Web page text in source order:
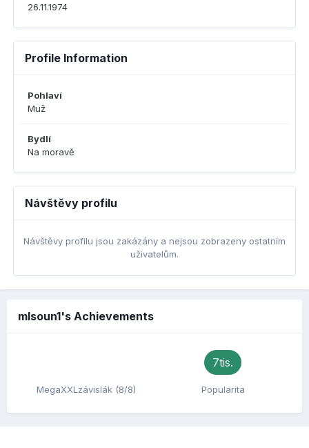
26.11.1974
Profile Information
Pohlaví
Muž
Bydlí
Na moravě
Návštěvy profilu
Návštěvy profilu jsou zakázány a nejsou zobrazeny ostatním
uživatelům.
mlsoun1's Achievements
MegaXXLzávislák (8/8)
7tis.
Popularita